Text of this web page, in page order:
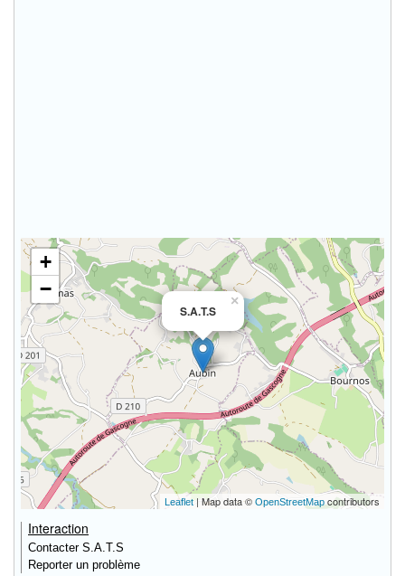
S.A.T.S
×
+
−
Leaflet| Map data © OpenStreetMap contributors
Interaction
Contacter S.A.T.S
Reporter un problème